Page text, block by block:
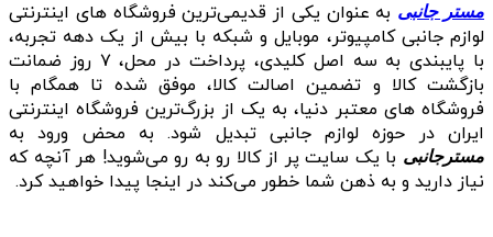
مستر جانبی به عنوان یکی از قدیمی‌ترین فروشگاه های اینترنتی
لوازم جانبی کامپیوتر، موبایل و شبکه با بیش از یک دهه تجربه،
با پایبندی به سه اصل کلیدی، پرداخت در محل، ۷ روز ضمانت
بازگشت کالا و تضمین اصالت کالا، موفق شده تا همگام با
فروشگاه‌ های معتبر دنیا، به یک از بزرگ‌ترین فروشگاه اینترنتی
ایران در حوزه لوازم جانبی تبدیل شود. به محض ورود به
مسترجانبی با یک سایت پر از کالا رو به رو می‌شوید! هر آنچه که
نیاز دارید و به ذهن شما خطور می‌کند در اینجا پیدا خواهید کرد.